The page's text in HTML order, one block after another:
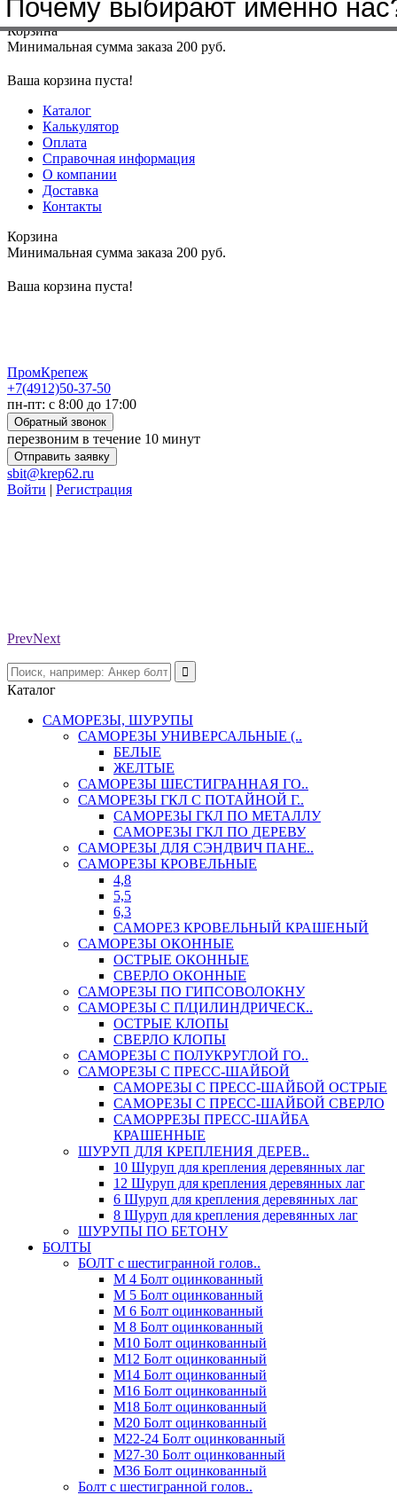
Меню+7(4912)50-37-50sbit@krep62.ru
Корзина
Минимальная сумма заказа 200 руб.
Ваша корзина пуста!
Каталог
Калькулятор
Оплата
Справочная информация
О компании
Доставка
Контакты
Корзина
Минимальная сумма заказа 200 руб.
Ваша корзина пуста!
ПромКрепеж
+7(4912)50-37-50
пн-пт: с 8:00 до 17:00
Обратный звонок
перезвоним в течение 10 минут
Отправить заявку
sbit@krep62.ru
Войти | Регистрация
PrevNext
Каталог
САМОРЕЗЫ, ШУРУПЫ
САМОРЕЗЫ УНИВЕРСАЛЬНЫЕ (..
БЕЛЫЕ
ЖЕЛТЫЕ
САМОРЕЗЫ ШЕСТИГРАННАЯ ГО..
САМОРЕЗЫ ГКЛ С ПОТАЙНОЙ Г..
САМОРЕЗЫ ГКЛ ПО МЕТАЛЛУ
САМОРЕЗЫ ГКЛ ПО ДЕРЕВУ
САМОРЕЗЫ ДЛЯ СЭНДВИЧ ПАНЕ..
САМОРЕЗЫ КРОВЕЛЬНЫЕ
4,8
5,5
6,3
САМОРЕЗ КРОВЕЛЬНЫЙ КРАШЕНЫЙ
САМОРЕЗЫ ОКОННЫЕ
ОСТРЫЕ ОКОННЫЕ
СВЕРЛО ОКОННЫЕ
САМОРЕЗЫ ПО ГИПСОВОЛОКНУ
САМОРЕЗЫ С П/ЦИЛИНДРИЧЕСК..
ОСТРЫЕ КЛОПЫ
СВЕРЛО КЛОПЫ
САМОРЕЗЫ С ПОЛУКРУГЛОЙ ГО..
САМОРЕЗЫ С ПРЕСС-ШАЙБОЙ
САМОРЕЗЫ С ПРЕСС-ШАЙБОЙ ОСТРЫЕ
САМОРЕЗЫ С ПРЕСС-ШАЙБОЙ СВЕРЛО
САМОРРЕЗЫ ПРЕСС-ШАЙБА
КРАШЕННЫЕ
ШУРУП ДЛЯ КРЕПЛЕНИЯ ДЕРЕВ..
10 Шуруп для крепления деревянных лаг
12 Шуруп для крепления деревянных лаг
6 Шуруп для крепления деревянных лаг
8 Шуруп для крепления деревянных лаг
ШУРУПЫ ПО БЕТОНУ
БОЛТЫ
БОЛТ с шестигранной голов..
М 4 Болт оцинкованный
М 5 Болт оцинкованный
М 6 Болт оцинкованный
М 8 Болт оцинкованный
М10 Болт оцинкованный
М12 Болт оцинкованный
М14 Болт оцинкованный
М16 Болт оцинкованный
М18 Болт оцинкованный
М20 Болт оцинкованный
М22-24 Болт оцинкованный
М27-30 Болт оцинкованный
М36 Болт оцинкованный
Болт с шестигранной голов..
Почему выбирают именно